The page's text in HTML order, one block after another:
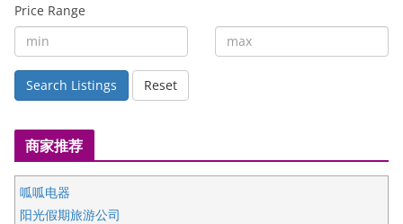
Price Range
Search Listings Reset
商家推荐
呱呱电器
阳光假期旅游公司